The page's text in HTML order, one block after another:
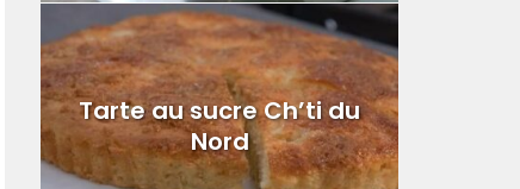
Tarte au sucre Ch’ti du
Nord